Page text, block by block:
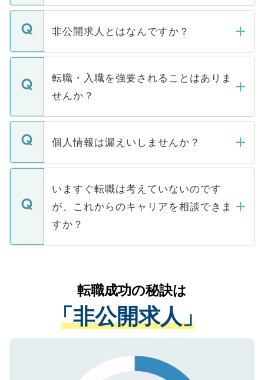
ご登録いただきましたら、弊社担当者がご
登録内容を確認し、その後メールもしくは
ます。通常、5営業日以内にはご連絡をせて
いただきますので、しばらくお待ちくださ
い。
非公開求人とはなんですか？
マイナビDOCTORで取り扱っている求人の
うち約3割は、Webサイトからご覧いただ
けない「非公開求人」です。非公開求人は
下記の理由によって、一般には公開してい
ません。
■応募殺到を避けるため 人気のある医療機
関を公にしてしまうと、応募が殺到する場
に、医療機関が求める条件に合った人材の
みを人材紹介会社に依頼するケースが増え
ています。
転職・入職を強要されることはありま
せんか？
転職・入職を強要することは一切ありませ
ん。また、仮に応募先から内定をいただい
定を承諾する必要はありません。内定先へ
の辞退の連絡はキャリアパートナーが行い
ますので、ご安心ください。
個人情報は漏えいしませんか？
個人情報が漏えいすることはありませんの
で、ご安心ください。当サイトからの登録
などで収集したご登録者様の個人情報は、
ご本人のキャリアアップおよび転職活動の
支援を目的に使用いたします。お預かりし
ているすべての個人データはご本人の許可
は、個人情報の取り扱いについての厳密な
管理基準を満たした事業者のみに付与され
る、プライバシーマークを取得済みです。
ご登録いただいた個人情報は、SSL（デー
で、機密保持に関してもご安心ください。
いますぐ転職は考えていないのです
が、これからのキャリアを相談できま
すか？
かがいして、現在の医療機関の状況や紹介
経験をまじえながら、適切なアドバイスを
させていただきます。すぐにご転職をされ
ない方には、長期的なサポートが可能です
ので、まずはご登録ください。
転職成功の秘訣は
「非公開求人」